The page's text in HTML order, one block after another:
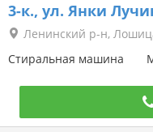
3-к., ул. Янки
Ленинский р-н,
Стиральная машина